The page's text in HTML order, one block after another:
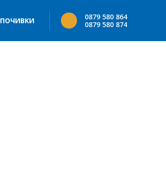
ПОЧИВКИ
0879 580 864
0879 580 874